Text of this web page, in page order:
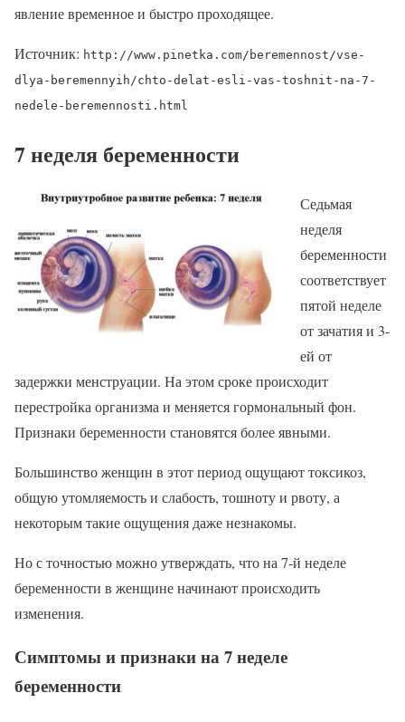
явление временное и быстро проходящее.
Источник: http://www.pinetka.com/beremennost/vse-
dlya-beremennyih/chto-delat-esli-vas-toshnit-na-7-
nedele-beremennosti.html
7 неделя беременности
Седьмая
неделя
беременности
соответствует
пятой неделе
от зачатия и 3-
ей от
задержки менструации. На этом сроке происходит
перестройка организма и меняется гормональный фон.
Признаки беременности становятся более явными.
Большинство женщин в этот период ощущают токсикоз,
общую утомляемость и слабость, тошноту и рвоту, а
некоторым такие ощущения даже незнакомы.
Но с точностью можно утверждать, что на 7-й неделе
беременности в женщине начинают происходить
изменения.
Симптомы и признаки на 7 неделе
беременности